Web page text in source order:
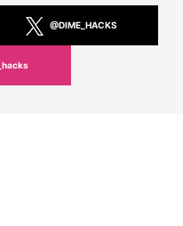
@DIME_HACKS